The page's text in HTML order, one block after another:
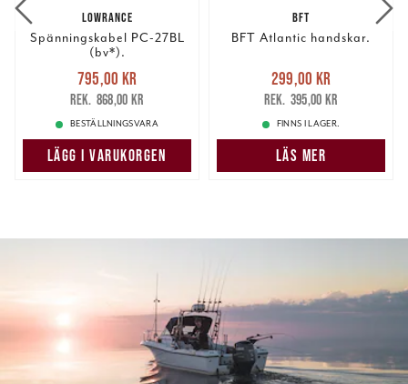
LOWRANCE
Spänningskabel PC-27BL
(bv*).
Nuvarande pris
795,00 krTidigare pris
868,00 kr
795,00 kr
868,00 kr
BESTÄLLNINGSVARA
LÄGG I VARUKORGEN
BFT
BFT Atlantic handskar.
Nuvarande pris
299,00 krTidigare pris
395,00 kr
299,00 kr
395,00 kr
FINNS I LAGER.
LÄS MER